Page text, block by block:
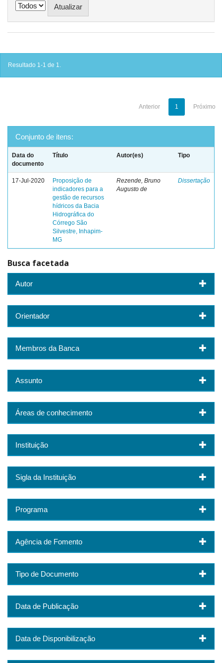
Resultado 1-1 de 1.
Anterior 1 Próximo
Conjunto de itens:
Data do
documento
Título Autor(es) Tipo
17-Jul-2020
Proposição de
indicadores para a
gestão de recursos
hídricos da Bacia
Hidrográfica do
Córrego São
Silvestre, Inhapim-
MG
Rezende, Bruno
Augusto de
Dissertação
Busca facetada
Autor
Orientador
Membros da Banca
Assunto
Áreas de conhecimento
Instituição
Sigla da Instituição
Programa
Agência de Fomento
Tipo de Documento
Data de Publicação
Data de Disponibilização